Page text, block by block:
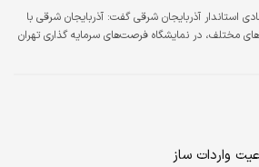
استاندار آذربایجان شرقی گفت: آذربایجان شرقی با
در نمایشگاه فرصت‌های سرمایه گذاری تهران
واردات ساز